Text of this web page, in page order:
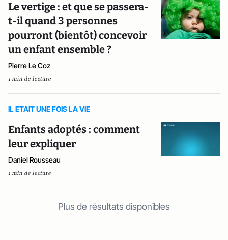
Le vertige : et que se passera-
t-il quand 3 personnes
pourront (bientôt) concevoir
un enfant ensemble ?
Pierre Le Coz
1 min de lecture
IL ETAIT UNE FOIS LA VIE
Enfants adoptés : comment
leur expliquer
Daniel Rousseau
1 min de lecture
Plus de résultats disponibles